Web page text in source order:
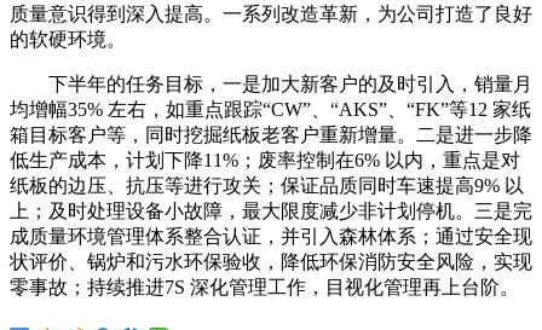
质量意识得到深入提高。一系列改造革新，为公司打造了良好
的软硬环境。
下半年的任务目标，一是加大新客户的及时引入，销量月
均增幅35% 左右，如重点跟踪“CW”、“AKS”、“FK”等12 家纸
箱目标客户等，同时挖掘纸板老客户重新增量。二是进一步降
低生产成本，计划下降11%；废率控制在6% 以内，重点是对
纸板的边压、抗压等进行攻关；保证品质同时车速提高9% 以
上；及时处理设备小故障，最大限度减少非计划停机。三是完
成质量环境管理体系整合认证，并引入森林体系；通过安全现
状评价、锅炉和污水环保验收，降低环保消防安全风险，实现
零事故；持续推进7S 深化管理工作，目视化管理再上台阶。